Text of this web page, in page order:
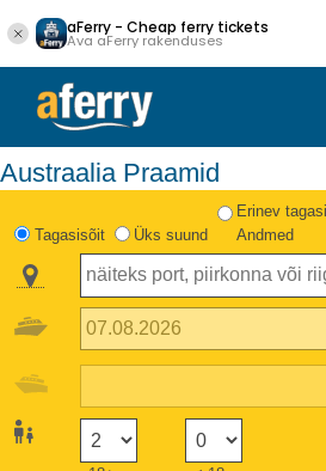
aFerry - Cheap ferry tickets
Ava aFerry rakenduses
Austraalia Praamid
Tagasisõit Üks suund
Erinev
Andmed